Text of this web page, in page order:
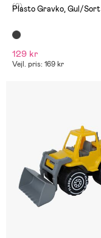
(0)
Plasto Gravko, Gul/Sort
129 kr
Vejl. pris: 169 kr